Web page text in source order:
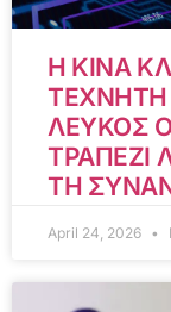
Η ΚΙΝΑ
ΛΕΥΚΟΣ
ΤΡΑΠΕΖΙ
ΤΗ
April 24, 2026